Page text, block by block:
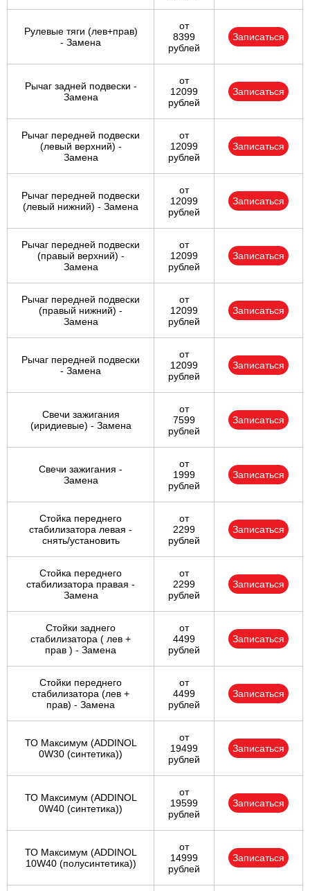
Рулевые тяги (лев+прав)
- Замена
от
8399
рублей
Записаться
Рычаг задней подвески -
Замена
от
12099
рублей
Записаться
Рычаг передней подвески
(левый верхний) -
Замена
от
12099
рублей
Записаться
Рычаг передней подвески
(левый нижний) - Замена
от
12099
рублей
Записаться
Рычаг передней подвески
(правый верхний) -
Замена
от
12099
рублей
Записаться
Рычаг передней подвески
(правый нижний) -
Замена
от
12099
рублей
Записаться
Рычаг передней подвески
- Замена
от
12099
рублей
Записаться
Свечи зажигания
(иридиевые) - Замена
от
7599
рублей
Записаться
Свечи зажигания -
Замена
от
1999
рублей
Записаться
Стойка переднего
стабилизатора левая -
снять/установить
от
2299
рублей
Записаться
Стойка переднего
стабилизатора правая -
Замена
от
2299
рублей
Записаться
Стойки заднего
стабилизатора ( лев +
прав ) - Замена
от
4499
рублей
Записаться
Стойки переднего
стабилизатора (лев +
прав) - Замена
от
4499
рублей
Записаться
ТО Максимум (ADDINOL
0W30 (синтетика))
от
19499
рублей
Записаться
ТО Максимум (ADDINOL
0W40 (синтетика))
от
19599
рублей
Записаться
ТО Максимум (ADDINOL
10W40 (полусинтетика))
от
14999
рублей
Записаться